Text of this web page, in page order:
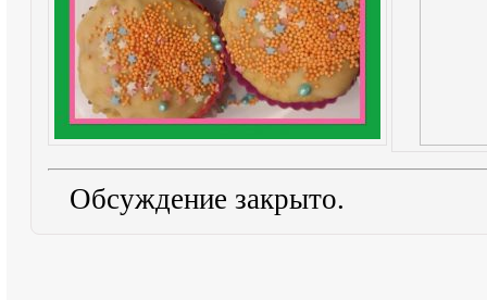
Обсуждение закрыто.